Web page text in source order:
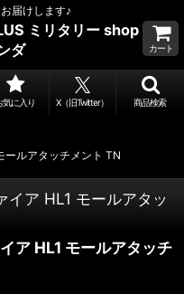
届けします♪
ミリタリー shop
ダ
カート
気に入り X（旧Twitter） 商品検索
ールアタッチメント TN
イア HL1 モールアタッ
ア HL1 モールアタッチ